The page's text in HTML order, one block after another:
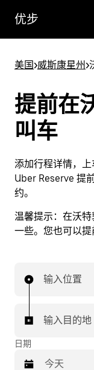
优步
美国>威斯康星州>
提前在
叫车
添加行程详情，
Uber Reserve 提
约。
温馨提示： 在沃特
一些。您也可以提
输入位置
输入目的地
日期